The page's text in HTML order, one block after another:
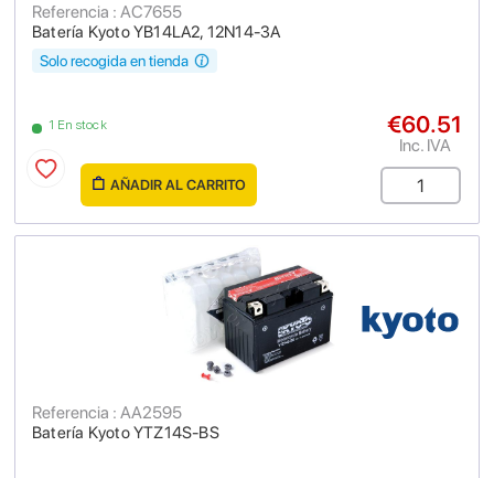
Batería Kyoto YB14LA2, 12N14-3A
Referencia : AC7655
1 En stock
Solo recogida en tienda
€60.51
Inc. IVA
AÑADIR AL CARRITO
Batería Kyoto YTZ14S-BS
Referencia : AA2595